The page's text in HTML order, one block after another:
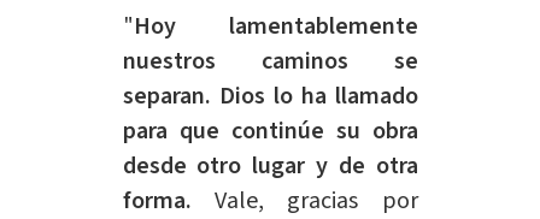
"Hoy lamentablemente
nuestros caminos se
separan. Dios lo ha llamado
para que continúe su obra
desde otro lugar y de otra
forma. Vale, gracias por